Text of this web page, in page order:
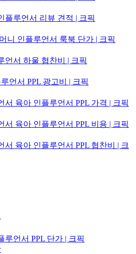
플루언서 리뷰 견적 | 크픽
니 인플루언서 룩북 단가 | 크픽
언서 하울 협찬비 | 크픽
언서 PPL 광고비 | 크픽
서 육아 인플루언서 PPL 가격 | 크픽
서 육아 인플루언서 PPL 비용 | 크픽
서 육아 인플루언서 PPL 협찬비 | 크
루언서 PPL 단가 | 크픽